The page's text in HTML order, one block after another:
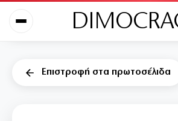
Επιστροφή στα πρωτοσέλιδα